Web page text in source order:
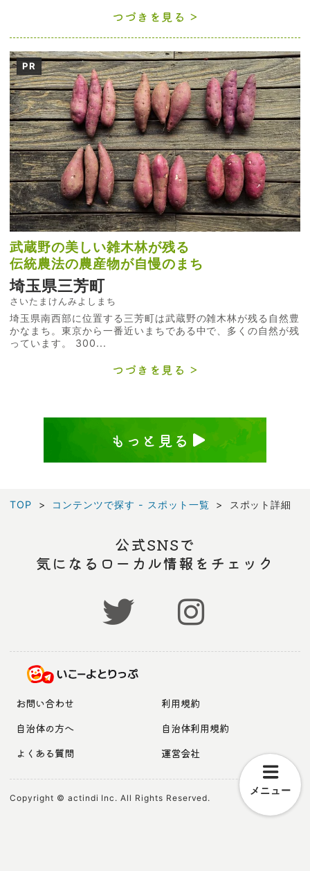
つづきを見る
PR
武蔵野の美しい雑木林が残る
伝統農法の農産物が自慢のまち
埼玉県三芳町
さいたまけんみよしまち
埼玉県南西部に位置する三芳町は武蔵野の雑木林が残る自然豊
かなまち。東京から一番近いまちである中で、多くの自然が残
っています。 300...
つづきを見る
もっと見る
TOP コンテンツで探す - スポット一覧 スポット詳細
メニュー
公式SNSで
気になるローカル情報をチェック
お問い合わせ
利用規約
自治体の方へ
自治体利用規約
よくある質問
運営会社
Copyright © actindi Inc. All Rights Reserved.